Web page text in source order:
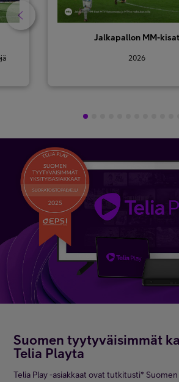
Jalkapallon MM-kisat
2026
1
Suomen tyytyväisimmät
Telia Playta
Telia Play -asiakkaat ovat tutkitusti*